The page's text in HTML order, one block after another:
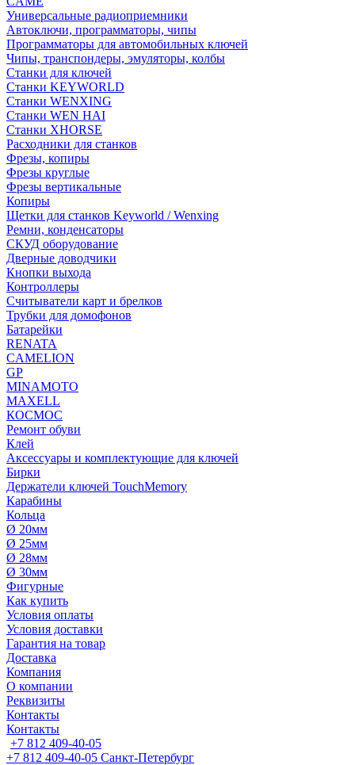
Универсальные радиоприемники
Автоключи, программаторы, чипы
Программаторы для автомобильных ключей
Чипы, транспондеры, эмуляторы, колбы
Станки для ключей
Станки KEYWORLD
Станки WENXING
Станки WEN HAI
Станки XHORSE
Расходники для станков
Фрезы, копиры
Фрезы круглые
Фрезы вертикальные
Копиры
Щетки для станков Keyworld / Wenxing
Ремни, конденсаторы
СКУД оборудование
Дверные доводчики
Кнопки выхода
Контроллеры
Считыватели карт и брелков
Трубки для домофонов
Батарейки
RENATA
CAMELION
GP
MINAMOTO
MAXELL
КОСМОС
Ремонт обуви
Клей
Аксессуары и комплектующие для ключей
Бирки
Держатели ключей TouchMemory
Карабины
Кольца
Ø 20мм
Ø 25мм
Ø 28мм
Ø 30мм
Фигурные
Как купить
Условия оплаты
Условия доставки
Гарантия на товар
Доставка
Компания
О компании
Реквизиты
Контакты
Контакты
+7 812 409-40-05
+7 812 409-40-05 Санĸт-Петербург